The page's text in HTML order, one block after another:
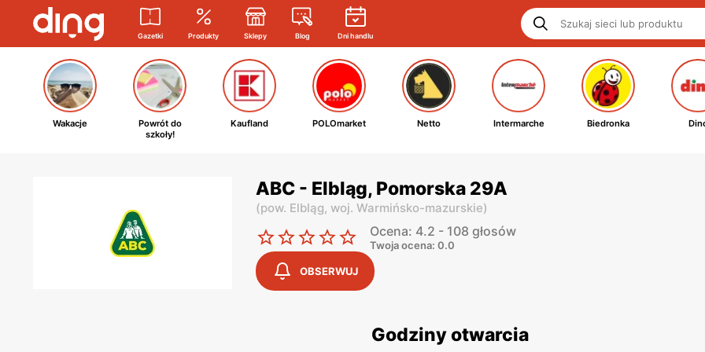
Gazetki Produkty Sklepy Blog Dni handlu
Wakacje
Powrót do
szkoły!
Kaufland POLOmarket Netto Intermarche Biedronka
ABC - Elbląg, Pomorska 29A
(pow. Elbląg, woj. Warmińsko-mazurskie)
Ocena: 4.2 - 108 głosów
Twoja ocena: 0.0
OBSERWUJ
Godziny otwarcia